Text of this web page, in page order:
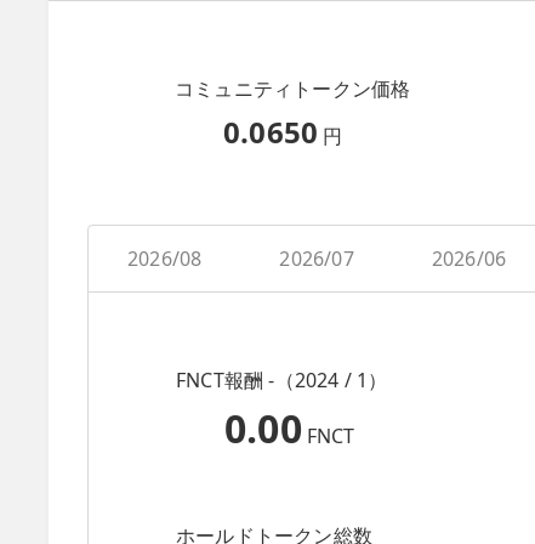
コミュニティトークン価格
0.0650 円
2026/08 2026/07 2026/06
FNCT報酬 -（2024 / 1）
0.00 FNCT
ホールドトークン総数